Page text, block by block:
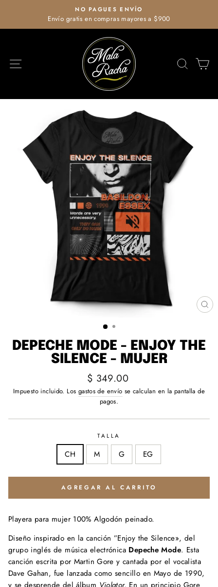
al
diapositivas
pausa
NO PAGUES ENVÍO
Envío gratis en compras mayores a $900
DEPECHE MODE - ENJOY THE
SILENCE - MUJER
Precio
habitual
$ 349.00
Impuesto incluido. Los gastos de envío se calculan en la pantalla de
pagos.
TALLA
CH M G EG
AGREGAR AL CARRITO
Playera para mujer 100% Algodón peinado.
Diseño inspirado en la canción ”Enjoy the Silence», del
grupo inglés de música electrónica Depeche Mode. Esta
canción escrita por Martin Gore y cantada por el vocalista
Dave Gahan, fue lanzada como sencillo en Mayo de 1990,